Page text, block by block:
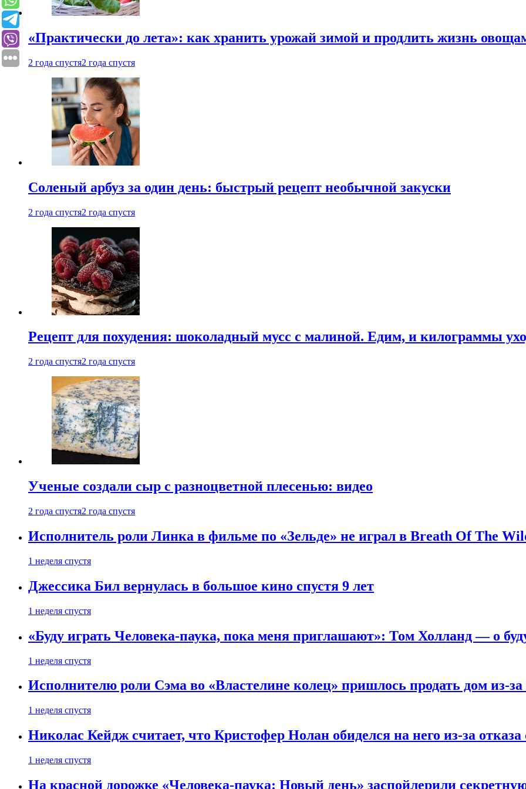
«Практически до лета»: как хранить урожай зимой и продлить жизнь
2 года спустя2 года спустя
Соленый арбуз за один день: быстрый рецепт необычной закуски
2 года спустя2 года спустя
Рецепт для похудения: шоколадный мусс с малиной. Едим, и килограммы
2 года спустя2 года спустя
Ученые создали сыр с разноцветной плесенью: видео
2 года спустя2 года спустя
Исполнитель роли Линка в фильме по «Зельде» не играл в Breath Of The
1 неделя спустя
Джессика Бил вернулась в большое кино спустя 9 лет
1 неделя спустя
«Буду играть Человека-паука, пока меня приглашают»: Том Холланд — о
1 неделя спустя
Исполнителю роли Сэма во «Властелине колец» пришлось продать дом из-за
1 неделя спустя
Николас Кейдж считает, что Кристофер Нолан обиделся на него из-за
1 неделя спустя
На красной дорожке «Человека-паука: Новый день» заспойлерили